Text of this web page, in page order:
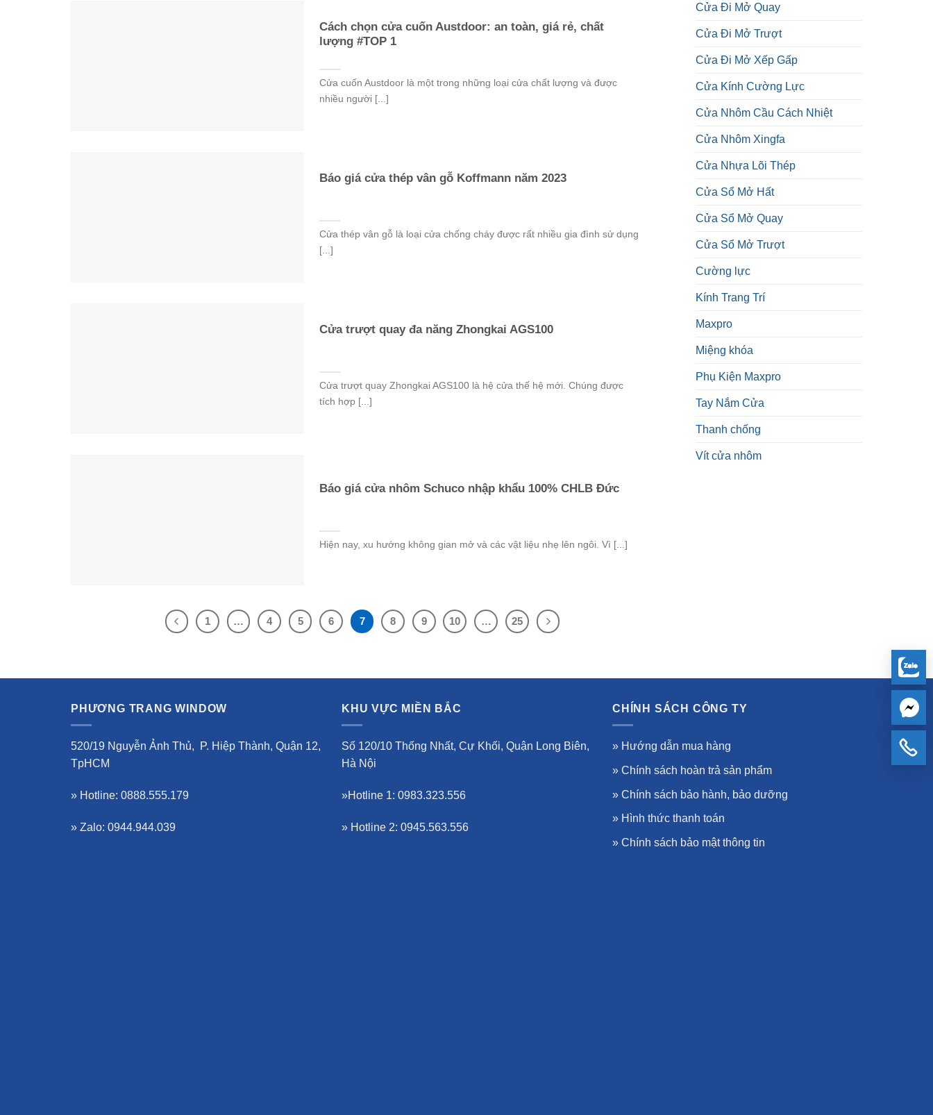
Cách chọn cửa cuốn Austdoor: an toàn, giá rẻ, chất
lượng #TOP 1
Cửa cuốn Austdoor là một trong những loại cửa chất lượng và được
nhiều người [...]
Báo giá cửa thép vân gỗ Koffmann năm 2023
Cửa thép vân gỗ là loại cửa chống cháy được rất nhiều gia đình sử dụng
[...]
Cửa trượt quay đa năng Zhongkai AGS100
Cửa trượt quay Zhongkai AGS100 là hệ cửa thế hệ mới. Chúng được
tích hợp [...]
Báo giá cửa nhôm Schuco nhập khẩu 100% CHLB Đức
Hiện nay, xu hướng không gian mở và các vật liệu nhẹ lên ngôi. Vì [...]
1 … 4 5 6 7 8 9 10 … 25
Cửa Đi Mở Quay
Cửa Đi Mở Trượt
Cửa Đi Mở Xếp Gấp
Cửa Kính Cường Lực
Cửa Nhôm Cầu Cách Nhiệt
Cửa Nhôm Xingfa
Cửa Nhựa Lõi Thép
Cửa Sổ Mở Hất
Cửa Sổ Mở Quay
Cửa Sổ Mở Trượt
Cường lực
Kính Trang Trí
Maxpro
Miệng khóa
Phụ Kiện Maxpro
Tay Nắm Cửa
Thanh chống
Vít cửa nhôm
PHƯƠNG TRANG WINDOW
520/19 Nguyễn Ảnh Thủ, P. Hiệp Thành, Quận 12,
TpHCM
» Hotline: 0888.555.179
» Zalo: 0944.944.039
KHU VỰC MIỀN BẮC
Số 120/10 Thống Nhất, Cự Khối, Quận Long Biên,
Hà Nội
»Hotline 1: 0983.323.556
» Hotline 2: 0945.563.556
CHÍNH SÁCH CÔNG TY
» Hướng dẫn mua hàng
» Chính sách hoàn trả sản phẩm
» Chính sách bảo hành, bảo dưỡng
» Hình thức thanh toán
» Chính sách bảo mật thông tin